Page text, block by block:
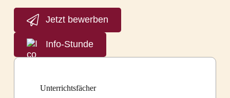
Jetzt bewerben
Info-Stunde
Unterrichtsfächer